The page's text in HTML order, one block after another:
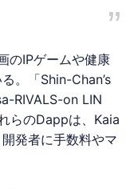
のIPゲームや健康
。「Shin-Chan’s
RIVALS-on LIN
らのDappは、Kaia
発者に手数料やマ